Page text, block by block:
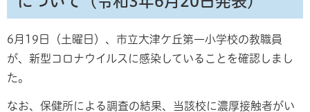
6月19日（土曜日）、市立大津ケ丘第一小学校の教職員
が、新型コロナウイルスに感染していることを確認しまし
た。
なお、保健所による調査の結果、当該校に濃厚接触者がい